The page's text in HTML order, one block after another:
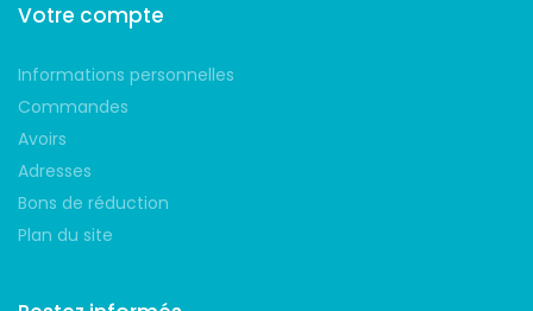
Votre compte
Informations personnelles
Commandes
Avoirs
Adresses
Bons de réduction
Plan du site